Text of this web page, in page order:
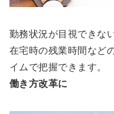
勤務状況が目視できな
在宅時の残業時間など
イムで把握できます。
働き方改革に